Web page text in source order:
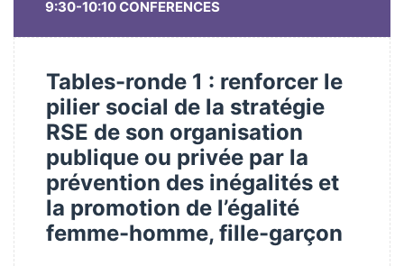
9:30-10:10 CONFERENCES
Tables-ronde 1 : renforcer le
pilier social de la stratégie
RSE de son organisation
publique ou privée par la
prévention des inégalités et
la promotion de l’égalité
femme-homme, fille-garçon